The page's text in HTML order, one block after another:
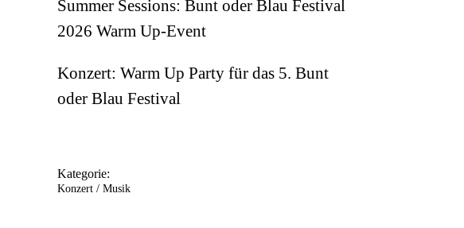
Summer Sessions: Bunt oder Blau Festival
2026 Warm Up-Event
Konzert: Warm Up Party für das 5. Bunt
oder Blau Festival
Kategorie:
Konzert / Musik